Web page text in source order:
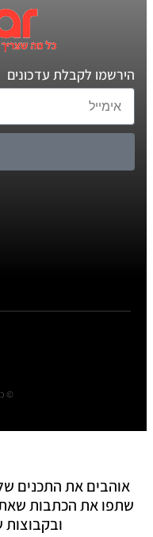
הירשמו לקבלת עדכונים
©
אוהבים את התכנים
שתפו את הכתבות